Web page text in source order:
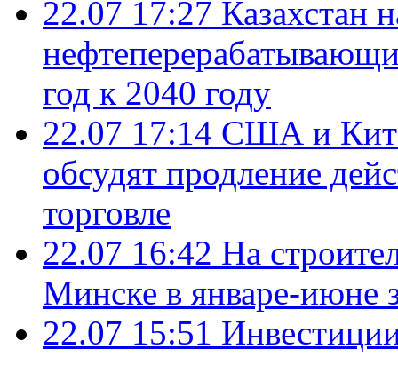
22.07 17:27 Казахстан
год к 2040 году
22.07 17:14 США и
обсудят продление
торговле
22.07 16:42 На
Минске в январе-июне
22.07 15:51